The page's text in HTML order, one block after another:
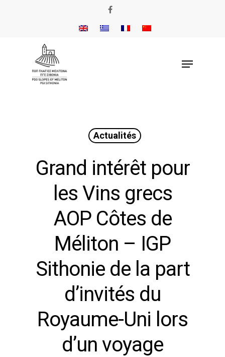
Actualités
Grand intérêt pour
les Vins grecs
AOP Côtes de
Méliton – IGP
Sithonie de la part
d’invités du
Royaume-Uni lors
d’un voyage